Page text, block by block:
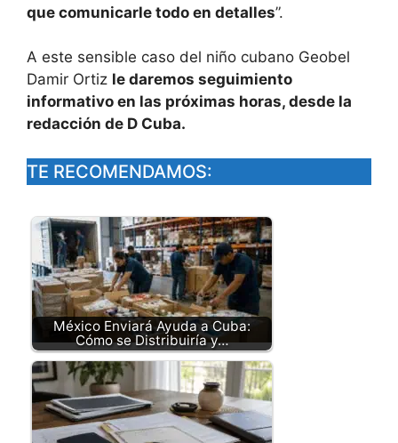
que comunicarle todo en detalles”.
A este sensible caso del niño cubano Geobel
Damir Ortiz le daremos seguimiento
informativo en las próximas horas, desde la
redacción de D Cuba.
TE RECOMENDAMOS:
México Enviará Ayuda a Cuba:
Cómo se Distribuiría y…